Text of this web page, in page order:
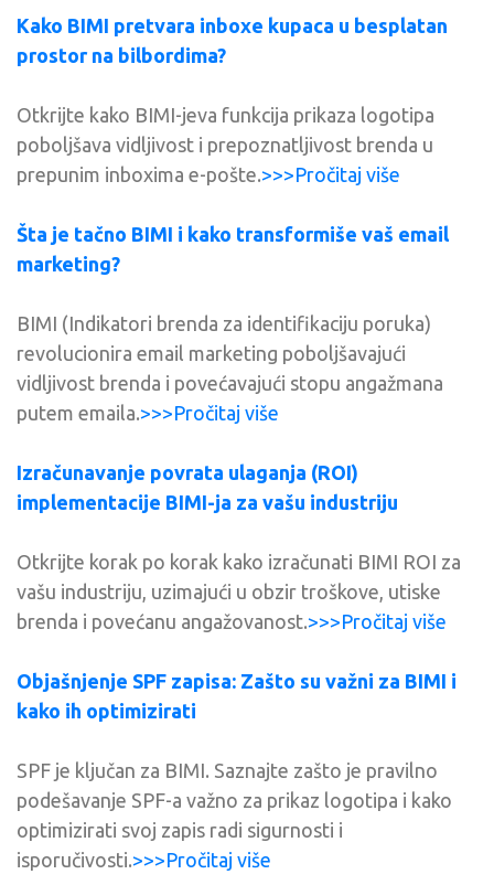
Kako BIMI pretvara inboxe kupaca u besplatan
prostor na bilbordima?
Otkrijte kako BIMI-jeva funkcija prikaza logotipa
poboljšava vidljivost i prepoznatljivost brenda u
prepunim inboxima e-pošte.>>>Pročitaj više
Šta je tačno BIMI i kako transformiše vaš email
marketing?
BIMI (Indikatori brenda za identifikaciju poruka)
revolucionira email marketing poboljšavajući
vidljivost brenda i povećavajući stopu angažmana
putem emaila.>>>Pročitaj više
Izračunavanje povrata ulaganja (ROI)
implementacije BIMI-ja za vašu industriju
Otkrijte korak po korak kako izračunati BIMI ROI za
vašu industriju, uzimajući u obzir troškove, utiske
brenda i povećanu angažovanost.>>>Pročitaj više
Objašnjenje SPF zapisa: Zašto su važni za BIMI i
kako ih optimizirati
SPF je ključan za BIMI. Saznajte zašto je pravilno
podešavanje SPF-a važno za prikaz logotipa i kako
optimizirati svoj zapis radi sigurnosti i
isporučivosti.>>>Pročitaj više